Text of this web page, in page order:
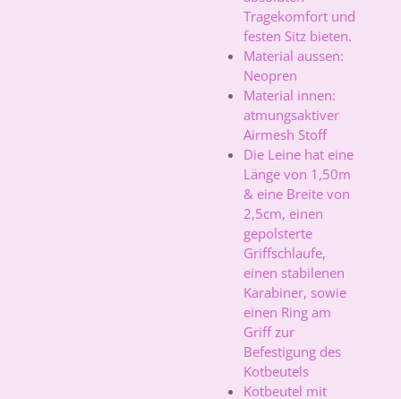
Tragekomfort und
festen Sitz bieten.
Material aussen:
Neopren
Material innen:
atmungsaktiver
Airmesh Stoff
Die Leine hat eine
Länge von 1,50m
& eine Breite von
2,5cm, einen
gepolsterte
Griffschlaufe,
einen stabilenen
Karabiner, sowie
einen Ring am
Griff zur
Befestigung des
Kotbeutels
Kotbeutel mit